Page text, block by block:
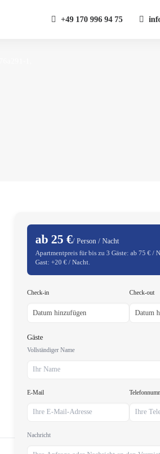
+49 170 996 94 75
ab 25 €/ Person / Nacht
Apartmentpreis für bis zu 3 Gäste: ab 75 € /
Gast: +20 € / Nacht.
Check-in Check-out
Gäste
Vollständiger Name
E-Mail
Nachricht